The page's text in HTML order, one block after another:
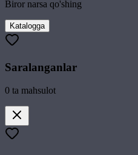
Biror narsa qo'shing
Katalogga
Saralanganlar
0 ta mahsulot